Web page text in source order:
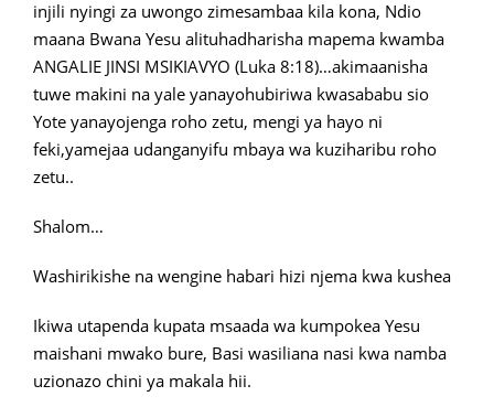
injili nyingi za uwongo zimesambaa kila kona, Ndio
maana Bwana Yesu alituhadharisha mapema kwamba
ANGALIE JINSI MSIKIAVYO (Luka 8:18)…akimaanisha
tuwe makini na yale yanayohubiriwa kwasababu sio
Yote yanayojenga roho zetu, mengi ya hayo ni
feki,yamejaa udanganyifu mbaya wa kuziharibu roho
zetu..
Shalom…
Washirikishe na wengine habari hizi njema kwa kushea
Ikiwa utapenda kupata msaada wa kumpokea Yesu
maishani mwako bure, Basi wasiliana nasi kwa namba
uzionazo chini ya makala hii.